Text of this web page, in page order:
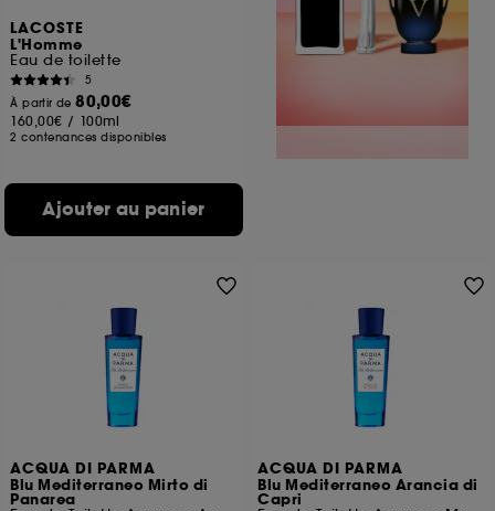
LACOSTE
L'Homme
Eau de toilette
5
À partir de80,00€
160,00€ / 100ml
2 contenances disponibles
Ajouter au panier
ACQUA DI PARMA
Blu Mediterraneo Mirto di
Panarea
ACQUA DI PARMA
Blu Mediterraneo Arancia di
Capri